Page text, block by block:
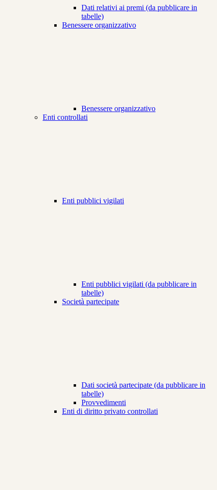
Dati relativi ai premi (da pubblicare in
tabelle)
Benessere organizzativo
Benessere organizzativo
Enti controllati
Enti pubblici vigilati
Enti pubblici vigilati (da pubblicare in
tabelle)
Società partecipate
Dati società partecipate (da pubblicare in
tabelle)
Provvedimenti
Enti di diritto privato controllati